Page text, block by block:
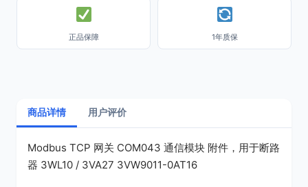
正品保障 1年质保
商品详情 用户评价
Modbus TCP 网关 COM043 通信模块 附件，用于断路
器 3WL10 / 3VA27 3VW9011-0AT16